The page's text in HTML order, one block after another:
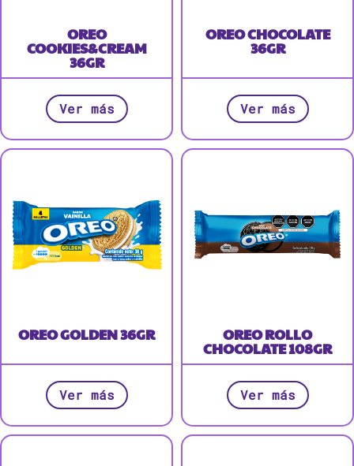
OREO
COOKIES&CREAM
36GR
Ver más
OREO CHOCOLATE
36GR
Ver más
OREO GOLDEN 36GR
Ver más
OREO ROLLO
CHOCOLATE 108GR
Ver más